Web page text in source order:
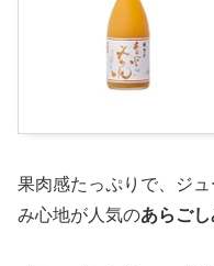
果肉感たっぷりで、ジ
み心地が人気のあらご